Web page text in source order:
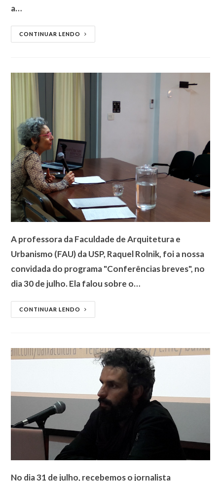
a…
CONTINUAR LENDO
A professora da Faculdade de Arquitetura e
Urbanismo (FAU) da USP, Raquel Rolnik, foi a nossa
convidada do programa "Conferências breves", no
dia 30 de julho. Ela falou sobre o…
CONTINUAR LENDO
No dia 31 de julho, recebemos o jornalista